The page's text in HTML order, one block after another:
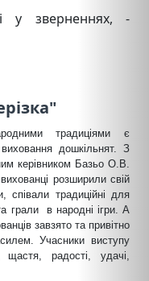
у зверненнях, -
традиціями є
дошкільнят. З
керівником Базьо О.В.
розширили свій
традиційні для
грали в народні ігри. А
завзято та привітно
Учасники виступу
радості, удачі,